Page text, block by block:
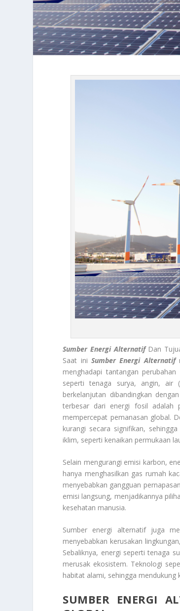
Sumber Energi AlternatifDan
Saat iniSumber Energi Alternatif
menghadapi tantangan
seperti tenaga surya, angin, air
berkelanjutan dibandingkan
terbesar dari energi fosil adalah
mempercepat pemanasan global.
kurangi secara signifikan,
iklim, seperti kenaikan permukaan
Selain mengurangi emisi karbon,
hanya menghasilkan gas rumah
menyebabkan gangguan
emisi langsung, menjadikannya
kesehatan manusia.
Sumber energi alternatif juga
menyebabkan kerusakan
Sebaliknya, energi seperti tenaga
merusak ekosistem. Teknologi
habitat alami, sehingga mendukung
SUMBER ENERGI